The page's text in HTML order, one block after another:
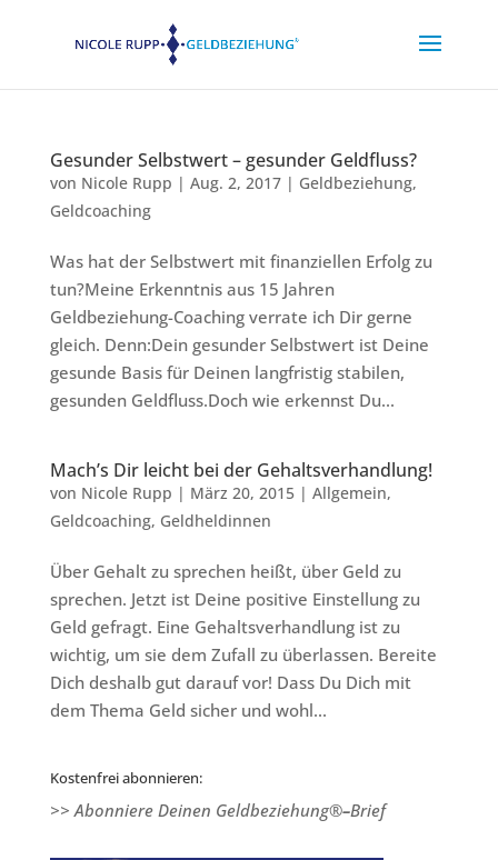
Gesunder Selbstwert – gesunder Geldfluss?
von Nicole Rupp | Aug. 2, 2017| Geldbeziehung,
Geldcoaching
Was hat der Selbstwert mit finanziellen Erfolg zu
tun?Meine Erkenntnis aus 15 Jahren
Geldbeziehung-Coaching verrate ich Dir gerne
gleich. Denn:Dein gesunder Selbstwert ist Deine
gesunde Basis für Deinen langfristig stabilen,
gesunden Geldfluss.Doch wie erkennst Du...
Mach’s Dir leicht bei der Gehaltsverhandlung!
von Nicole Rupp | März 20, 2015| Allgemein,
Geldcoaching, Geldheldinnen
Über Gehalt zu sprechen heißt, über Geld zu
sprechen. Jetzt ist Deine positive Einstellung zu
Geld gefragt. Eine Gehaltsverhandlung ist zu
wichtig, um sie dem Zufall zu überlassen. Bereite
Dich deshalb gut darauf vor! Dass Du Dich mit
dem Thema Geld sicher und wohl...
Kostenfrei abonnieren:
>> Abonniere Deinen Geldbeziehung®–Brief